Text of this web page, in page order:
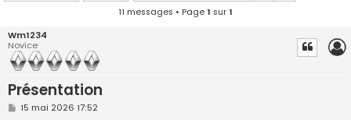
e
r
11 messages • Page1 sur1
Wm1234
Novice
Présentation
M
15 mai 2026 17:52